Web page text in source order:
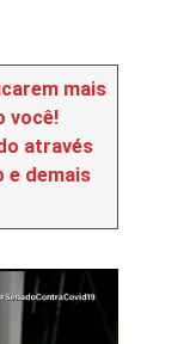
mais
você!
através
e demais